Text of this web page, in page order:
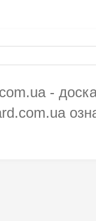
-